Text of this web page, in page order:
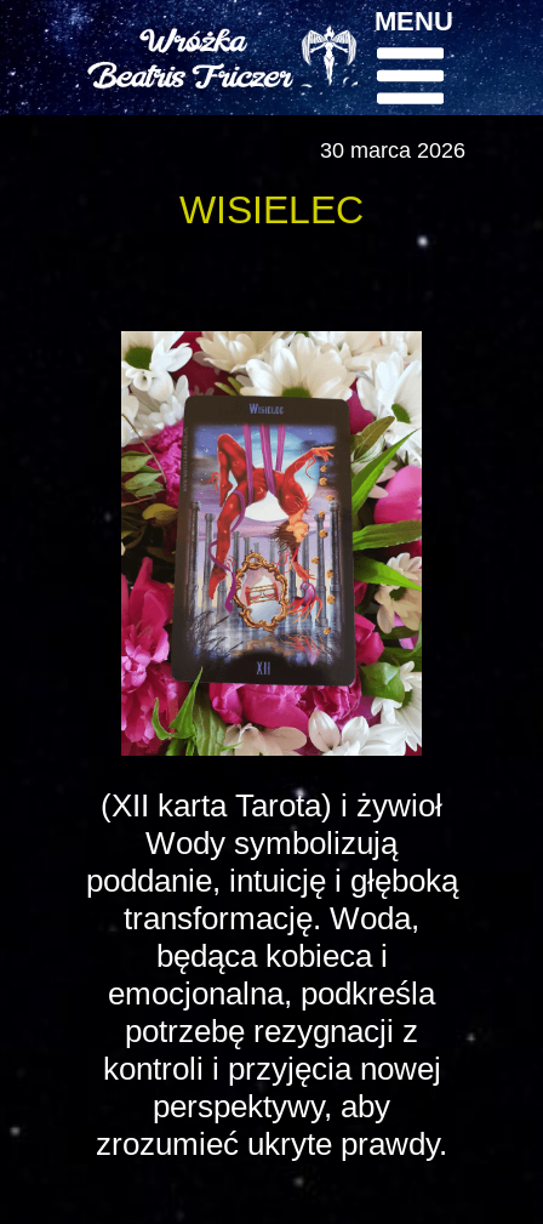
30 marca 2026
(XII karta Tarota) i żywioł
Wody symbolizują
poddanie, intuicję i głęboką
transformację. Woda,
będąca kobieca i
emocjonalna, podkreśla
potrzebę rezygnacji z
kontroli i przyjęcia nowej
perspektywy, aby
zrozumieć ukryte prawdy.
WISIELEC
MENU